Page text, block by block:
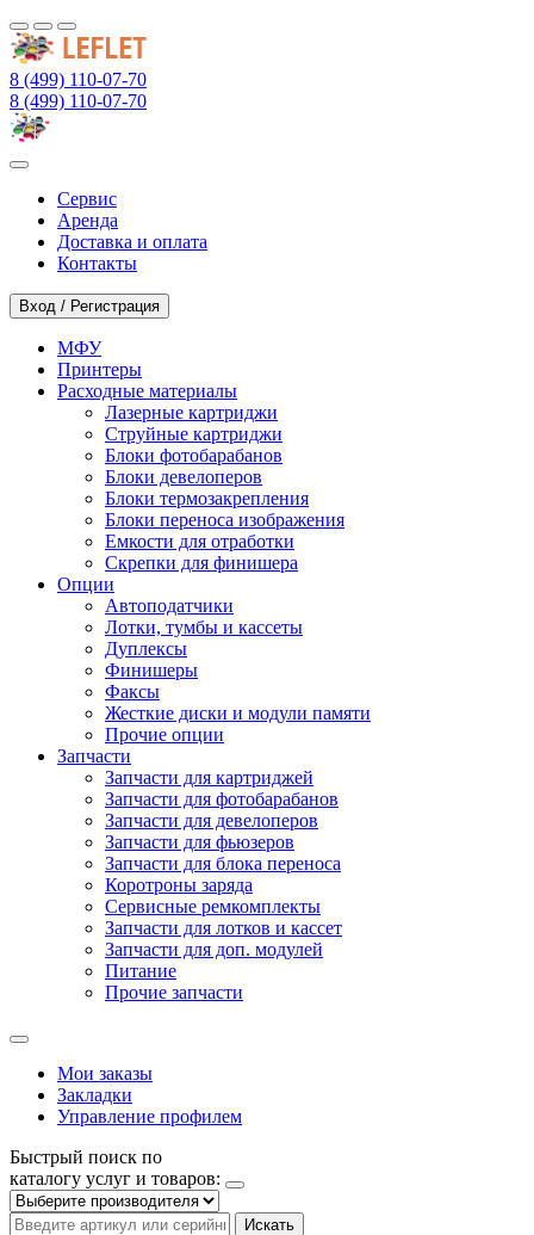
8 (499) 110-07-70
8 (499) 110-07-70
Сервис
Аренда
Доставка и оплата
Контакты
Вход / Регистрация
МФУ
Принтеры
Расходные материалы
Лазерные картриджи
Струйные картриджи
Блоки фотобарабанов
Блоки девелоперов
Блоки термозакрепления
Блоки переноса изображения
Емкости для отработки
Скрепки для финишера
Опции
Автоподатчики
Лотки, тумбы и кассеты
Дуплексы
Финишеры
Факсы
Жесткие диски и модули памяти
Прочие опции
Запчасти
Запчасти для картриджей
Запчасти для фотобарабанов
Запчасти для девелоперов
Запчасти для фьюзеров
Запчасти для блока переноса
Коротроны заряда
Сервисные ремкомплекты
Запчасти для лотков и кассет
Запчасти для доп. модулей
Питание
Прочие запчасти
Мои заказы
Закладки
Управление профилем
Быстрый поиск по
каталогу услуг и товаров:
Искать